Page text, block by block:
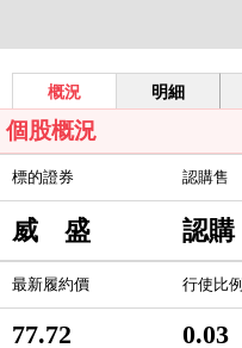
概況 明細
個股概況
標的證券 認購售
威 盛 認購
最新履約價 行使比例
77.72 0.03